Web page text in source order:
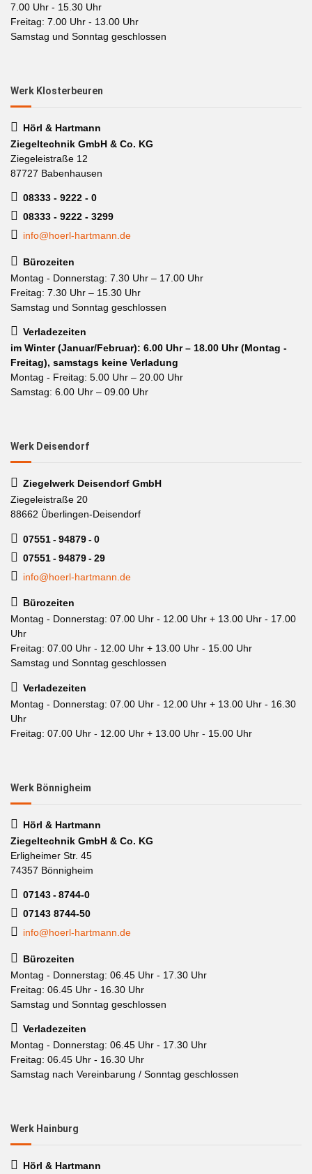
7.00 Uhr - 15.30 Uhr
Freitag: 7.00 Uhr - 13.00 Uhr
Samstag und Sonntag geschlossen
Werk Klosterbeuren
Hörl & Hartmann
Ziegeltechnik GmbH & Co. KG
Ziegeleistraße 12
87727 Babenhausen
08333 - 9222 - 0
08333 - 9222 - 3299
info@hoerl-hartmann.de
Bürozeiten
Montag - Donnerstag: 7.30 Uhr – 17.00 Uhr
Freitag: 7.30 Uhr – 15.30 Uhr
Samstag und Sonntag geschlossen
Verladezeiten
im Winter (Januar/Februar): 6.00 Uhr – 18.00 Uhr (Montag -
Freitag), samstags keine Verladung
Montag - Freitag: 5.00 Uhr – 20.00 Uhr
Samstag: 6.00 Uhr – 09.00 Uhr
Werk Deisendorf
Ziegelwerk Deisendorf GmbH
Ziegeleistraße 20
88662 Überlingen-Deisendorf
07551 - 94879 - 0
07551 - 94879 - 29
info@hoerl-hartmann.de
Bürozeiten
Montag - Donnerstag: 07.00 Uhr - 12.00 Uhr + 13.00 Uhr - 17.00
Uhr
Freitag: 07.00 Uhr - 12.00 Uhr + 13.00 Uhr - 15.00 Uhr
Samstag und Sonntag geschlossen
Verladezeiten
Montag - Donnerstag: 07.00 Uhr - 12.00 Uhr + 13.00 Uhr - 16.30
Uhr
Freitag: 07.00 Uhr - 12.00 Uhr + 13.00 Uhr - 15.00 Uhr
Werk Bönnigheim
Hörl & Hartmann
Ziegeltechnik GmbH & Co. KG
Erligheimer Str. 45
74357 Bönnigheim
07143 - 8744-0
07143 8744-50
info@hoerl-hartmann.de
Bürozeiten
Montag - Donnerstag: 06.45 Uhr - 17.30 Uhr
Freitag: 06.45 Uhr - 16.30 Uhr
Samstag und Sonntag geschlossen
Verladezeiten
Montag - Donnerstag: 06.45 Uhr - 17.30 Uhr
Freitag: 06.45 Uhr - 16.30 Uhr
Samstag nach Vereinbarung / Sonntag geschlossen
Werk Hainburg
Hörl & Hartmann